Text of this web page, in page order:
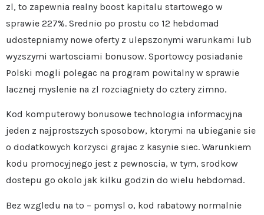
zl, to zapewnia realny boost kapitalu startowego w
sprawie 227%. Srednio po prostu co 12 hebdomad
udostepniamy nowe oferty z ulepszonymi warunkami lub
wyzszymi wartosciami bonusow. Sportowcy posiadanie
Polski mogli polegac na program powitalny w sprawie
lacznej myslenie na zl rozciagniety do cztery zimno.
Kod komputerowy bonusowe technologia informacyjna
jeden z najprostszych sposobow, ktorymi na ubieganie sie
o dodatkowych korzysci grajac z kasynie siec. Warunkiem
kodu promocyjnego jest z pewnoscia, w tym, srodkow
dostepu go okolo jak kilku godzin do wielu hebdomad.
Bez wzgledu na to – pomysl o, kod rabatowy normalnie